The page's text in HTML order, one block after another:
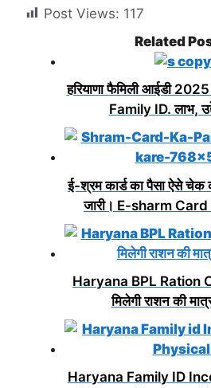
Post Views: 117
Related
हरियाणा फैमिली आईडी
Family ID. लाभ,
ई-श्रम कार्ड का पैसा ऐसे
जारी। E-sharm
Haryana BPL Ration
मिलेगी राशन की
Haryana Family ID